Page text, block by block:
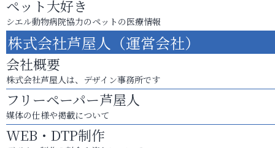
ペット大好き
シエル動物病院協力のペットの医療情報
株式会社芦屋人（運営会社）
会社概要
株式会社芦屋人は、デザイン事務所です
フリーペーパー芦屋人
媒体の仕様や掲載について
WEB・DTP制作